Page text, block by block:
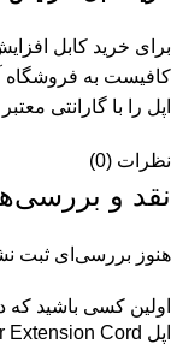
برای خرید کابل
کافیست به فروشگاه
اپل را با گارانتی
نظرات (0)
نقد و
هنوز بررسی‌ای ثبت
اولین کسی باشید
اپل Apple Power Adapter Extension Cord (شرکتی)”